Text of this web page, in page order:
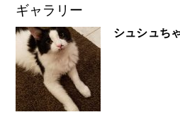
ギャラリー
シュシュち